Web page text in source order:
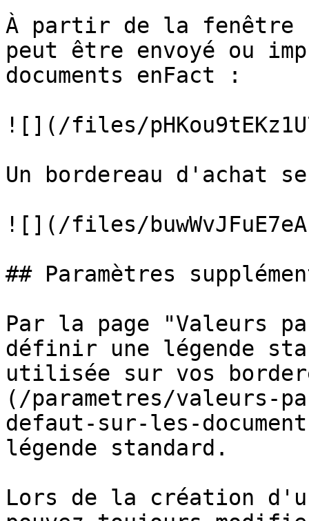
À partir de la fenêtre
peut être envoyé ou
documents enFact :
![](/files/
Un bordereau d'achat
![](/files/
## Paramètres
Par la page "Valeurs
définir une légende
utilisée sur vos
(/parametres/valeurs-
defaut-sur-les-
légende standard.
Lors de la création